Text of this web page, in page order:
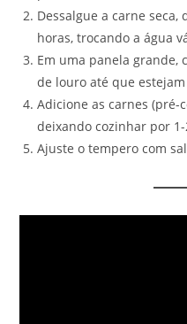
Dessalgue a carne
horas, trocando a água
Em uma panela grande,
de louro até que
Adicione as carnes (pré-
deixando cozinhar por
Ajuste o tempero com